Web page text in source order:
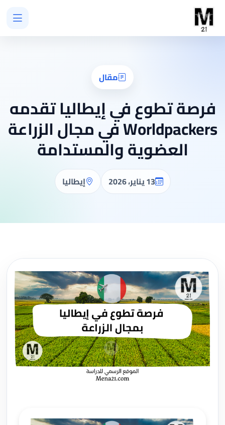
مقال
فرصة تطوع في إيطاليا تقدمه
Worldpackers في مجال الزراعة
العضوية والمستدامة
13 يناير، 2026 إيطاليا